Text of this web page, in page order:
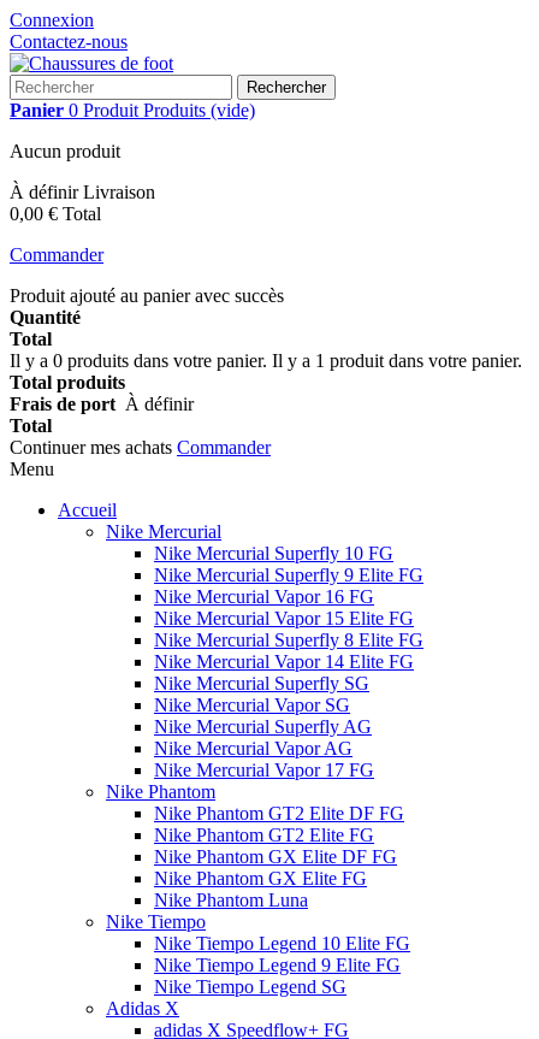
Connexion
Contactez-nous
Rechercher
Panier 0 Produit Produits (vide)
Aucun produit
À définirLivraison
0,00 € Total
Commander
Produit ajouté au panier avec succès
Quantité
Total
Il y a 0 produits dans votre panier. Il y a 1 produit dans votre panier.
Total produits
Frais de port À définir
Total
Continuer mes achats Commander
Menu
Accueil
Nike Mercurial
Nike Mercurial Superfly 10 FG
Nike Mercurial Superfly 9 Elite FG
Nike Mercurial Vapor 16 FG
Nike Mercurial Vapor 15 Elite FG
Nike Mercurial Superfly 8 Elite FG
Nike Mercurial Vapor 14 Elite FG
Nike Mercurial Superfly SG
Nike Mercurial Vapor SG
Nike Mercurial Superfly AG
Nike Mercurial Vapor AG
Nike Mercurial Vapor 17 FG
Nike Phantom
Nike Phantom GT2 Elite DF FG
Nike Phantom GT2 Elite FG
Nike Phantom GX Elite DF FG
Nike Phantom GX Elite FG
Nike Phantom Luna
Nike Tiempo
Nike Tiempo Legend 10 Elite FG
Nike Tiempo Legend 9 Elite FG
Nike Tiempo Legend SG
Adidas X
adidas X Speedflow+ FG